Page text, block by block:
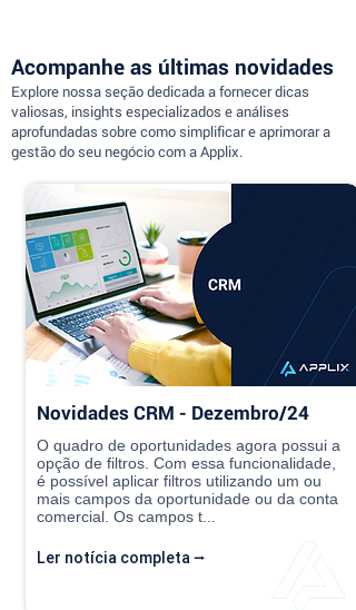
Acompanhe as últimas novidades
Explore nossa seção dedicada a fornecer dicas
valiosas, insights especializados e análises
aprofundadas sobre como simplificar e aprimorar a
gestão do seu negócio com a Applix.
Novidades CRM - Dezembro/24
O quadro de oportunidades agora possui a
opção de filtros. Com essa funcionalidade,
é possível aplicar filtros utilizando um ou
mais campos da oportunidade ou da conta
comercial. Os campos t...
Ler notícia completa ⭢